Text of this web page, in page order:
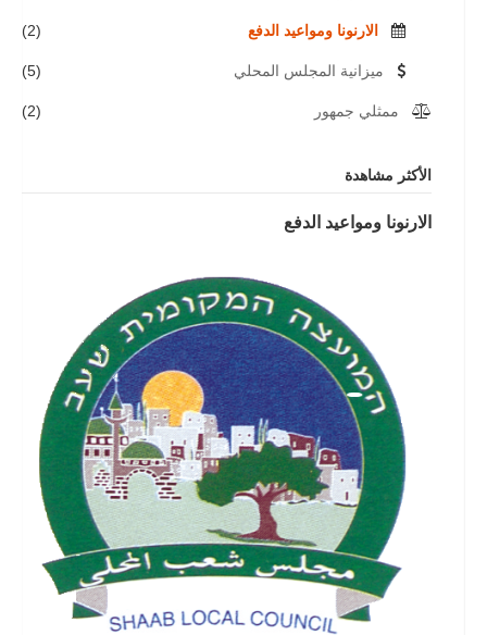
الارنونا ومواعيد الدفع (2)
ميزانية المجلس المحلي (5)
ممثلي جمهور (2)
الأكثر مشاهدة
الارنونا ومواعيد الدفع